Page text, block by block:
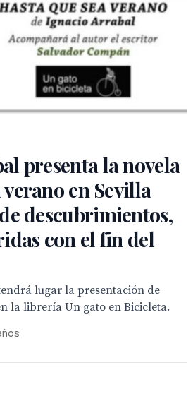
presenta la novela
verano en Sevilla
descubrimientos,
con el fin del
lugar la presentación de
la librería Un gato en Bicicleta.